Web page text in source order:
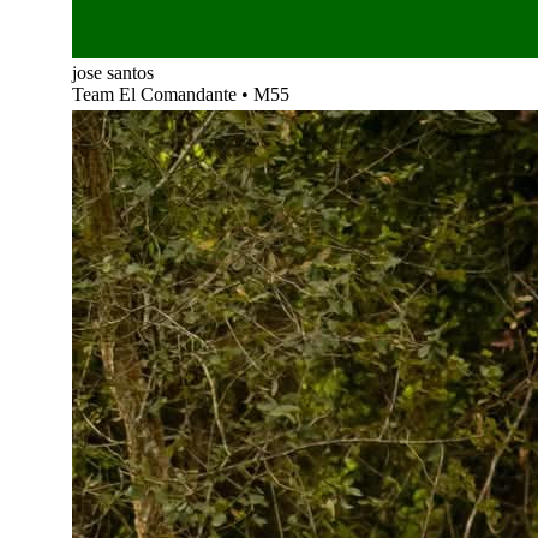
jose santos
Team El Comandante • M55